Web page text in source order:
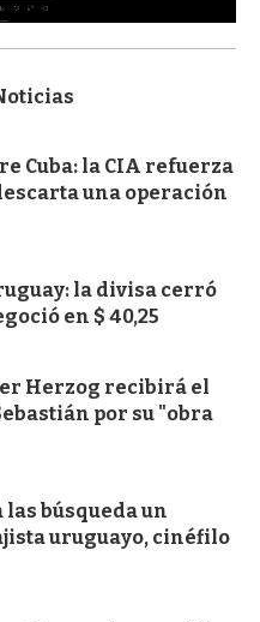
Cuba: la CIA refuerza
una operación
la divisa cerró
en $ 40,25
Herzog recibirá el
por su "obra
búsqueda un
uruguayo, cinéfilo